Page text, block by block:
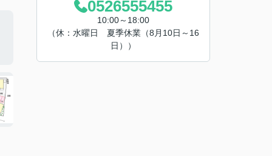
0526555455
10:00～18:00
（休：水曜日 夏季休業（8月10日～16
日））